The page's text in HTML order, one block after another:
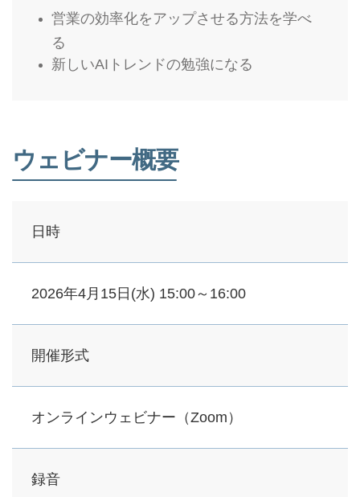
営業の効率化をアップさせる方法を学べ
る
新しいAIトレンドの勉強になる
ウェビナー概要
日時
2026年4月15日(水) 15:00～16:00
開催形式
オンラインウェビナー（Zoom）
録音